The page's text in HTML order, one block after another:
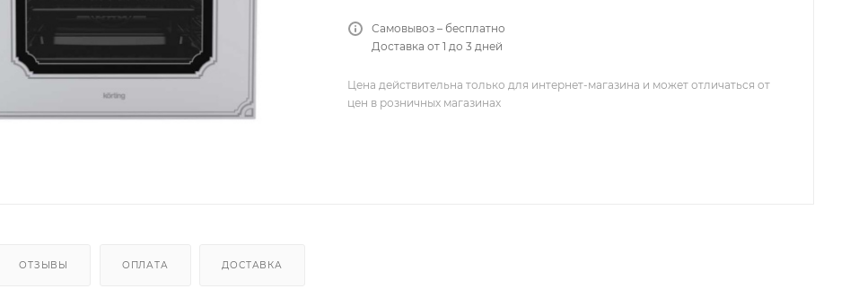
Самовывоз – бесплатно
Доставка от 1 до 3 дней
Цена действительна только для интернет-магазина и может отличаться от
цен в розничных магазинах
ОТЗЫВЫ ОПЛАТА ДОСТАВКА